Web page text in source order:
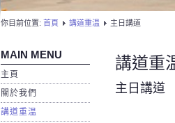
你目前位置: 首頁 講道重温 主日講道
MAIN MENU
主頁
關於我們
講道重温
講道重
主日講道